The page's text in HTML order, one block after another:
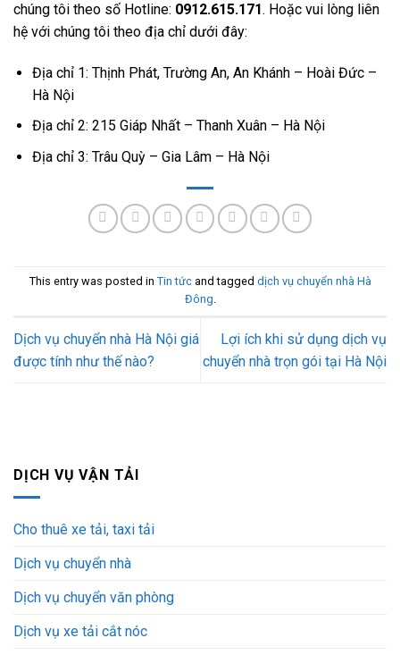
chúng tôi theo số Hotline: 0912.615.171. Hoặc vui lòng liên
hệ với chúng tôi theo địa chỉ dưới đây:
Địa chỉ 1: Thịnh Phát, Trường An, An Khánh – Hoài Đức –
Hà Nội
Địa chỉ 2: 215 Giáp Nhất – Thanh Xuân – Hà Nội
Địa chỉ 3: Trâu Quỳ – Gia Lâm – Hà Nội
This entry was posted in Tin tứcand tagged dịch vụ chuyển nhà Hà
Đông.
Dịch vụ chuyển nhà Hà Nội giá
được tính như thế nào?
Lợi ích khi sử dụng dịch vụ
chuyển nhà trọn gói tại Hà Nội
DỊCH VỤ VẬN TẢI
Cho thuê xe tải, taxi tải
Dịch vụ chuyển nhà
Dịch vụ chuyển văn phòng
Dịch vụ xe tải cắt nóc